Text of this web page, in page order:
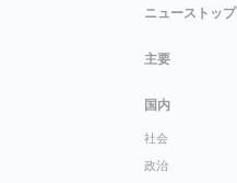
ニューストップ
主要
国内
社会
政治